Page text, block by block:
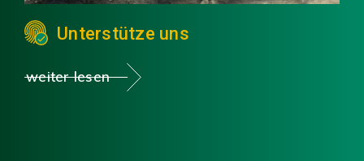
Unterstütze uns
weiter lesen